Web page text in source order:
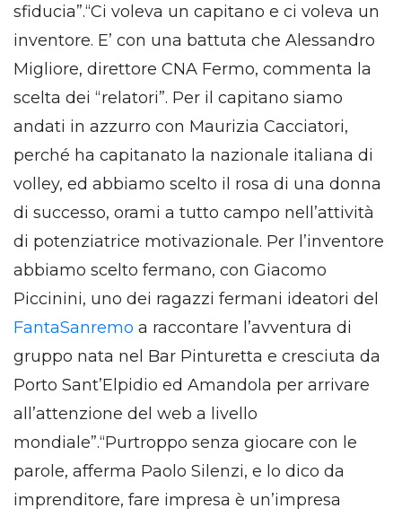
sfiducia”.“Ci voleva un capitano e ci voleva un
inventore. E’ con una battuta che Alessandro
Migliore, direttore CNA Fermo, commenta la
scelta dei “relatori”. Per il capitano siamo
andati in azzurro con Maurizia Cacciatori,
perché ha capitanato la nazionale italiana di
volley, ed abbiamo scelto il rosa di una donna
di successo, orami a tutto campo nell’attività
di potenziatrice motivazionale. Per l’inventore
abbiamo scelto fermano, con Giacomo
Piccinini, uno dei ragazzi fermani ideatori del
FantaSanremo a raccontare l’avventura di
gruppo nata nel Bar Pinturetta e cresciuta da
Porto Sant’Elpidio ed Amandola per arrivare
all’attenzione del web a livello
mondiale”.“Purtroppo senza giocare con le
parole, afferma Paolo Silenzi, e lo dico da
imprenditore, fare impresa è un’impresa